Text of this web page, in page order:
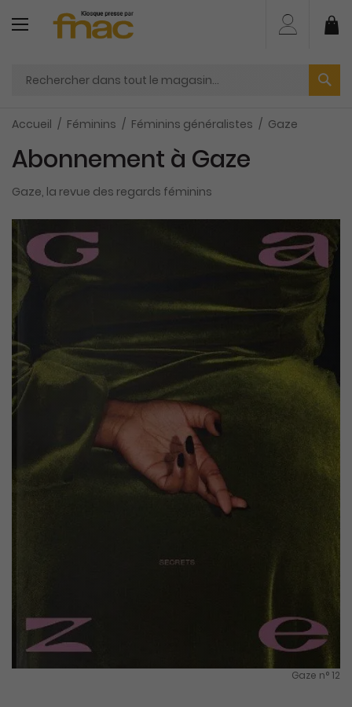
contenu
Accueil Féminins Féminins généralistes Gaze
Gaze n° 12
Abonnement à Gaze
Gaze, la revue des regards féminins